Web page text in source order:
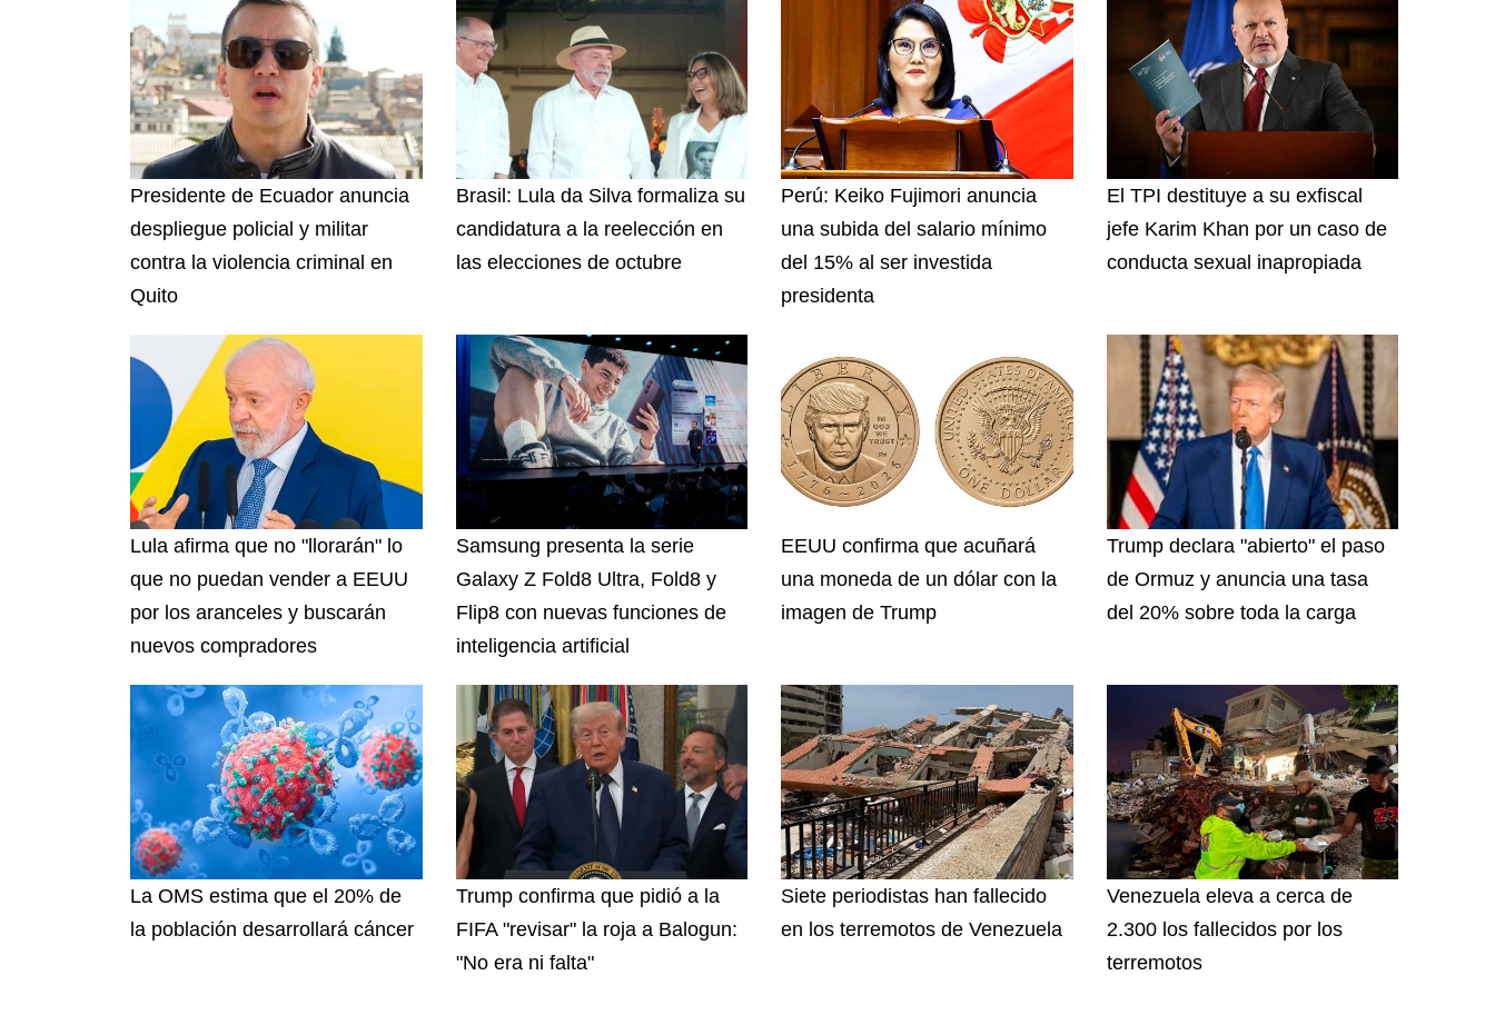
Presidente de Ecuador anuncia
despliegue policial y militar
contra la violencia criminal en
Quito
Brasil: Lula da Silva formaliza su
candidatura a la reelección en
las elecciones de octubre
Perú: Keiko Fujimori anuncia
una subida del salario mínimo
del 15% al ser investida
presidenta
El TPI destituye a su exfiscal
jefe Karim Khan por un caso de
conducta sexual inapropiada
Lula afirma que no "llorarán" lo
que no puedan vender a EEUU
por los aranceles y buscarán
nuevos compradores
Samsung presenta la serie
Galaxy Z Fold8 Ultra, Fold8 y
Flip8 con nuevas funciones de
inteligencia artificial
EEUU confirma que acuñará
una moneda de un dólar con la
imagen de Trump
Trump declara "abierto" el paso
de Ormuz y anuncia una tasa
del 20% sobre toda la carga
La OMS estima que el 20% de
la población desarrollará cáncer
Trump confirma que pidió a la
FIFA "revisar" la roja a Balogun:
"No era ni falta"
Siete periodistas han fallecido
en los terremotos de Venezuela
Venezuela eleva a cerca de
2.300 los fallecidos por los
terremotos